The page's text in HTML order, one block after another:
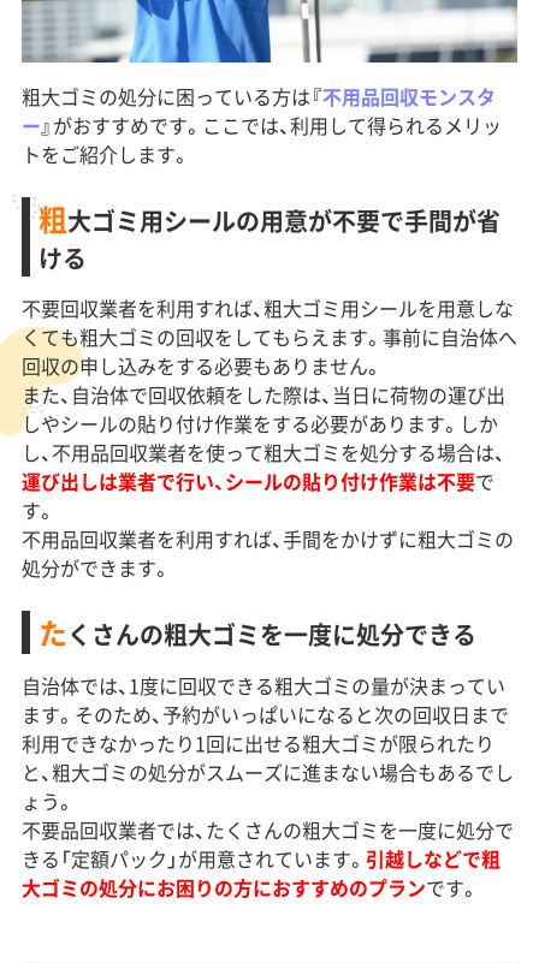
粗大ゴミの処分に困っている方は『不用品回収モンスタ
ー』がおすすめです。ここでは、利用して得られるメリッ
トをご紹介します。
粗大ゴミ用シールの用意が不要で手間が省
ける
不要回収業者を利用すれば、粗大ゴミ用シールを用意しな
くても粗大ゴミの回収をしてもらえます。事前に自治体へ
回収の申し込みをする必要もありません。
また、自治体で回収依頼をした際は、当日に荷物の運び出
しやシールの貼り付け作業をする必要があります。しか
し、不用品回収業者を使って粗大ゴミを処分する場合は、
運び出しは業者で行い、シールの貼り付け作業は不要で
す。
不用品回収業者を利用すれば、手間をかけずに粗大ゴミの
処分ができます。
たくさんの粗大ゴミを一度に処分できる
自治体では、1度に回収できる粗大ゴミの量が決まってい
ます。そのため、予約がいっぱいになると次の回収日まで
利用できなかったり1回に出せる粗大ゴミが限られたり
と、粗大ゴミの処分がスムーズに進まない場合もあるでし
ょう。
不要品回収業者では、たくさんの粗大ゴミを一度に処分で
きる「定額パック」が用意されています。 引越しなどで粗
大ゴミの処分にお困りの方におすすめのプランです。